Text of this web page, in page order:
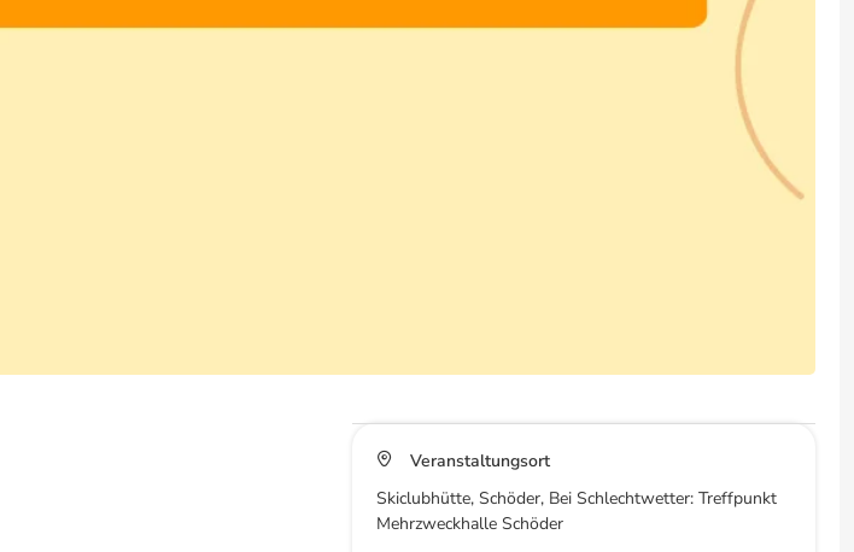
Veranstaltungsort
Skiclubhütte, Schöder, Bei Schlechtwetter: Treffpunkt
Mehrzweckhalle Schöder